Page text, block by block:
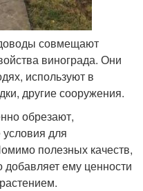
совмещают
винограда. Они
используют в
другие сооружения.
обрезают,
для
полезных качеств,
добавляет ему ценности